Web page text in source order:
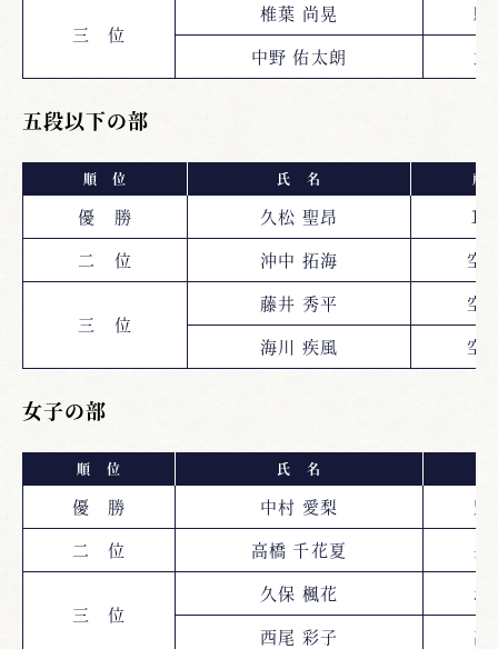
三 位
椎葉 尚晃
中野 佑太朗
五段以下の部
順 位 氏 名 所
優 勝 久松 聖昂
１
二 位
沖中 拓海 空
三 位
藤井 秀平
空
海川 疾風
空
女子の部
順 位 氏 名
優 勝 中村 愛梨
二 位
高橋 千花夏
三 位
久保 楓花
北
西尾 彩子